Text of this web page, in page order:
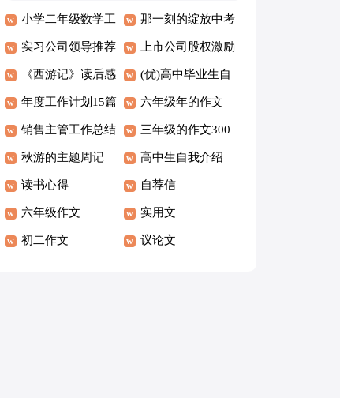
小学二年级数学工
作总结
那一刻的绽放中考
作文
实习公司领导推荐
信
上市公司股权激励
方案
《西游记》读后感
合集15篇
(优)高中毕业生自
我鉴定14篇
年度工作计划15篇 六年级年的作文
（常用4篇）
销售主管工作总结
15篇
三年级的作文300
字6篇(推荐)
秋游的主题周记 高中生自我介绍
读书心得 自荐信
六年级作文 实用文
初二作文 议论文